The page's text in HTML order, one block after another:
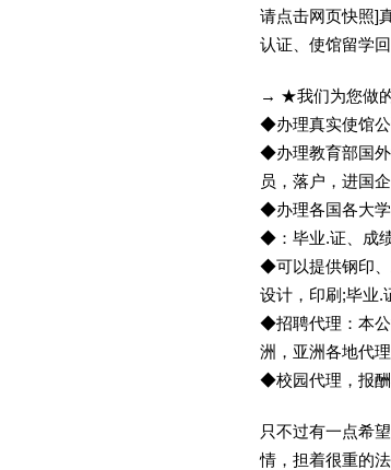
请点击网页快照]
认证、使馆留学
→ ★我们为您做
◆办理真实使馆
◆办理教育部国外
员，落户，进国
◆办理各国各大
◆：毕业.证、成
◆可以提供钢印、
设计，印刷;毕业.
◆招聘代理：本公
洲，亚洲各地代
◆校园代理，报酬
只不过有一点希
情，担着很重的